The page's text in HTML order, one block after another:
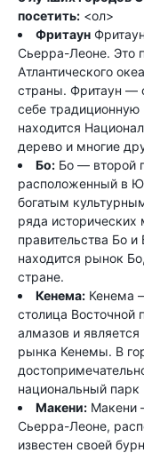
посетить: <ол>
Фритаун
Сьерра-Леоне. Это
Атлантического
страны. Фритаун —
себе
находится
дерево и многие
Бо: Бо — второй
расположенный в
богатым
ряда
правительства Бо
находится рынок
стране.
Кенема: Кенема
столица Восточной
алмазов и
рынка Кенемы. В
национальный парк
Макени: Макени
Сьерра-Леоне,
известен своей